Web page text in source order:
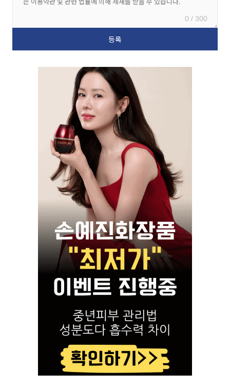
0 / 300